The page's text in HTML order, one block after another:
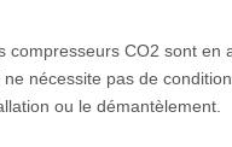
CO2 sont
nécessite pas de
ou le démantèlement.